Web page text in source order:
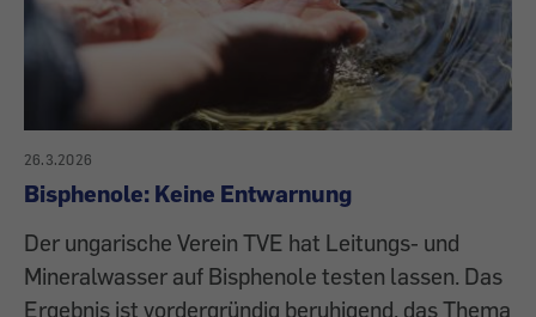
26.3.2026
Bisphenole: Keine Entwarnung
Der ungarische Verein TVE hat Leitungs- und
Mineralwasser auf Bisphenole testen lassen. Das
Ergebnis ist vordergründig beruhigend, das Thema